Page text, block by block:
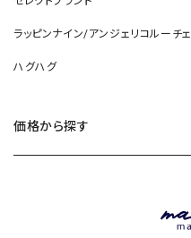
ラッピンナイン/アンジェリコルーチェ
ハグハグ
価格から探す